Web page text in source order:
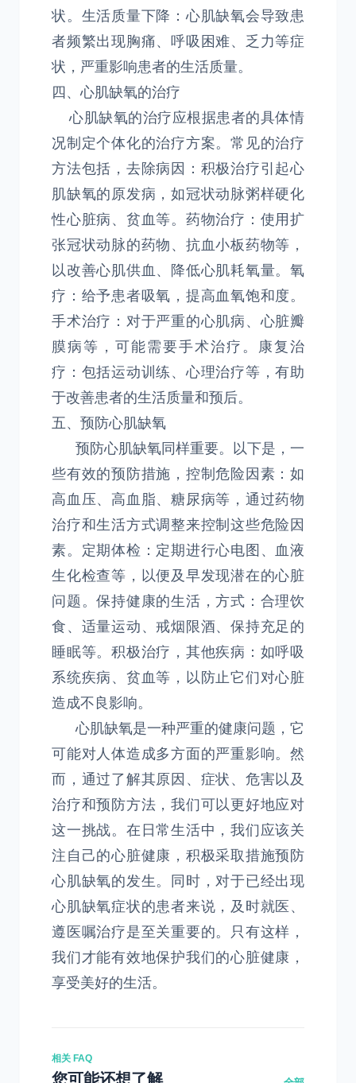
状。生活质量下降：心肌缺氧会导致患
者频繁出现胸痛、呼吸困难、乏力等症
状，严重影响患者的生活质量。
四、心肌缺氧的治疗
心肌缺氧的治疗应根据患者的具体情
况制定个体化的治疗方案。常见的治疗
方法包括，去除病因：积极治疗引起心
肌缺氧的原发病，如冠状动脉粥样硬化
性心脏病、贫血等。药物治疗：使用扩
张冠状动脉的药物、抗血小板药物等，
以改善心肌供血、降低心肌耗氧量。氧
疗：给予患者吸氧，提高血氧饱和度。
手术治疗：对于严重的心肌病、心脏瓣
膜病等，可能需要手术治疗。康复治
疗：包括运动训练、心理治疗等，有助
于改善患者的生活质量和预后。
五、预防心肌缺氧
预防心肌缺氧同样重要。以下是，一
些有效的预防措施，控制危险因素：如
高血压、高血脂、糖尿病等，通过药物
治疗和生活方式调整来控制这些危险因
素。定期体检：定期进行心电图、血液
生化检查等，以便及早发现潜在的心脏
问题。保持健康的生活，方式：合理饮
食、适量运动、戒烟限酒、保持充足的
睡眠等。积极治疗，其他疾病：如呼吸
系统疾病、贫血等，以防止它们对心脏
造成不良影响。
心肌缺氧是一种严重的健康问题，它
可能对人体造成多方面的严重影响。然
而，通过了解其原因、症状、危害以及
治疗和预防方法，我们可以更好地应对
这一挑战。在日常生活中，我们应该关
注自己的心脏健康，积极采取措施预防
心肌缺氧的发生。同时，对于已经出现
心肌缺氧症状的患者来说，及时就医、
遵医嘱治疗是至关重要的。只有这样，
我们才能有效地保护我们的心脏健康，
享受美好的生活。
相关 FAQ
您可能还想了解